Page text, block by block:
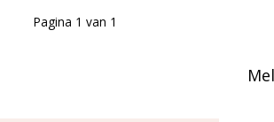
Pagina 1 van 1